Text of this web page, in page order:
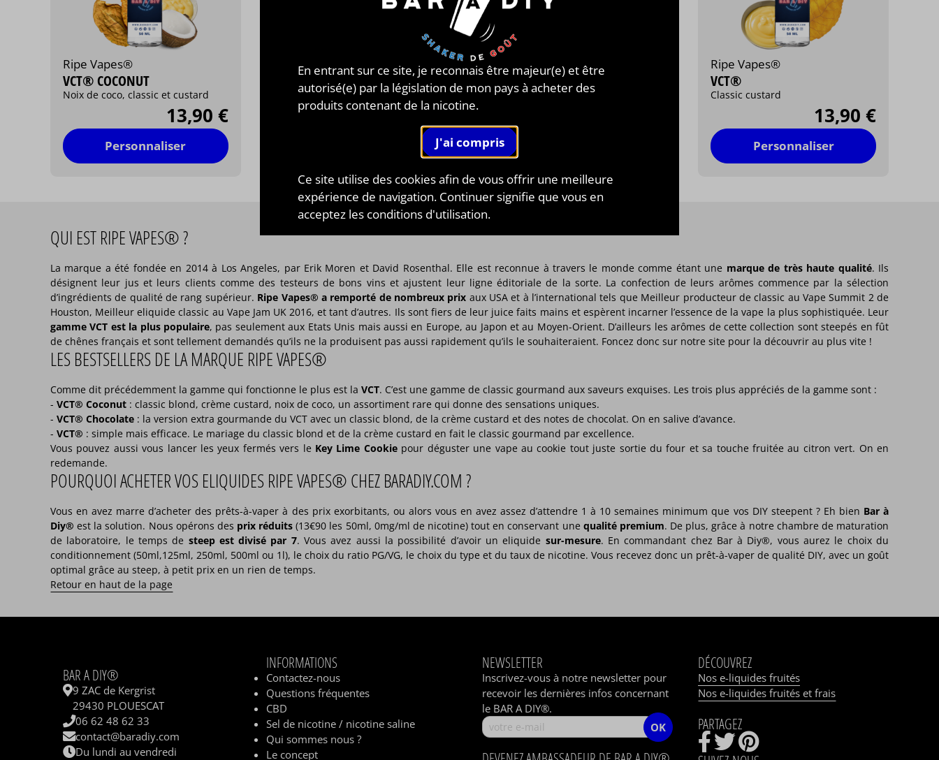
Ripe Vapes®
VCT® COCONUT
Noix de coco, classic et custard
13,90 €
Personnaliser
Ripe Vapes®
VCT® CHOCOLATE
Classic, custard vanille et chocolat
13,90 €
Ripe Vapes®
VCT® BOLD
Classic et custard intense
Ripe Vapes®
VCT®
Classic custard
13,90 €
Personnaliser
QUI EST RIPE VAPES® ?
La marque a été fondée en 2014 à Los Angeles, par Erik Moren et David Rosenthal. Elle est reconnue à travers le monde comme étant une marque de très haute qualité. Ils
désignent leur jus et leurs clients comme des testeurs de bons vins et ajustent leur ligne éditoriale de la sorte. La confection de leurs arômes commence par la sélection
d’ingrédients de qualité de rang supérieur. Ripe Vapes® a remporté de nombreux prix aux USA et à l’international tels que Meilleur producteur de classic au Vape Summit 2 de
Houston, Meilleur eliquide classic au Vape Jam UK 2016, et tant d’autres. Ils sont fiers de leur juice faits mains et espèrent incarner l’essence de la vape la plus sophistiquée. Leur
gamme VCT est la plus populaire, pas seulement aux Etats Unis mais aussi en Europe, au Japon et au Moyen-Orient. D’ailleurs les arômes de cette collection sont steepés en fût
de chênes français et sont tellement demandés qu’ils ne la produisent pas aussi rapidement qu’ils le souhaiteraient. Foncez donc sur notre site pour la découvrir au plus vite !
LES BESTSELLERS DE LA MARQUE RIPE VAPES®
Comme dit précédemment la gamme qui fonctionne le plus est la VCT. C’est une gamme de classic gourmand aux saveurs exquises. Les trois plus appréciés de la gamme sont :
- VCT® Coconut : classic blond, crème custard, noix de coco, un assortiment rare qui donne des sensations uniques.
- VCT® Chocolate : la version extra gourmande du VCT avec un classic blond, de la crème custard et des notes de chocolat. On en salive d’avance.
- VCT® : simple mais efficace. Le mariage du classic blond et de la crème custard en fait le classic gourmand par excellence.
Vous pouvez aussi vous lancer les yeux fermés vers le Key Lime Cookiepour déguster une vape au cookie tout juste sortie du four et sa touche fruitée au citron vert. On en
redemande.
POURQUOI ACHETER VOS ELIQUIDES RIPE VAPES® CHEZ BARADIY.COM ?
Vous en avez marre d’acheter des prêts-à-vaper à des prix exorbitants, ou alors vous en avez assez d’attendre 1 à 10 semaines minimum que vos DIY steepent ? Eh bien Bar à
Diy®est la solution. Nous opérons des prix réduits (13€90 les 50ml, 0mg/ml de nicotine) tout en conservant une qualité premium. De plus, grâce à notre chambre de maturation
de laboratoire, le temps de steep est divisé par 7. Vous avez aussi la possibilité d’avoir un eliquide sur-mesure. En commandant chez Bar à Diy®, vous aurez le choix du
conditionnement (50ml,125ml, 250ml, 500ml ou 1l), le choix du ratio PG/VG, le choix du type et du taux de nicotine. Vous recevez donc un prêt-à-vaper de qualité DIY, avec un goût
optimal grâce au steep, à petit prix en un rien de temps.
Retour en haut de la page
BAR A DIY®
9 ZAC de Kergrist
29430 PLOUESCAT
06 62 48 62 33
contact@baradiy.com
Du lundi au vendredi
INFORMATIONS
Contactez-nous
Questions fréquentes
CBD
Sel de nicotine / nicotine saline
Qui sommes nous ?
Le concept
NEWSLETTER
Inscrivez-vous à notre newsletter pour
recevoir les dernières infos concernant
le BAR A DIY®.
OK
DÉCOUVREZ
Nos e-liquides fruités
Nos e-liquides fruités et frais
PARTAGEZ
En entrant sur ce site, je reconnais être majeur(e) et être
autorisé(e) par la législation de mon pays à acheter des
produits contenant de la nicotine.
Ce site utilise des cookies afin de vous offrir une meilleure
expérience de navigation. Continuer signifie que vous en
acceptez les conditions d'utilisation.